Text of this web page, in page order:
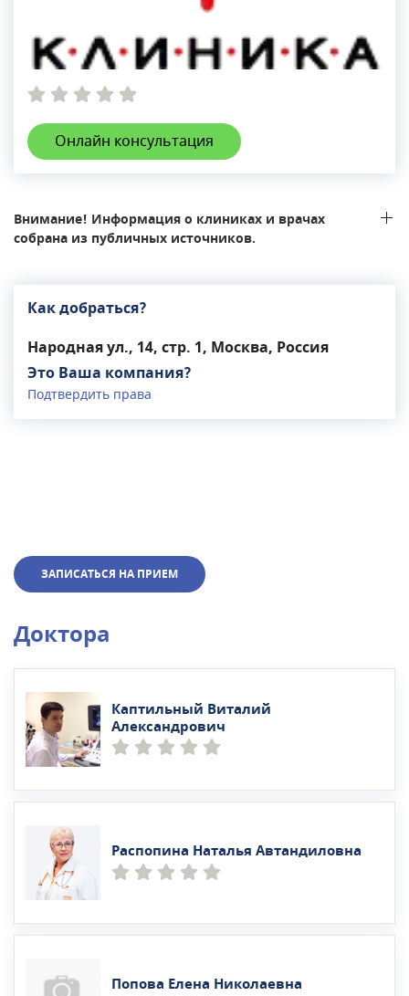
Онлайн консультация
Внимание! Информация о клиниках и врачах
собрана из публичных источников.
Как добраться?
Народная ул., 14, стр. 1, Москва, Россия
Это Ваша компания?
Подтвердить права
ЗАПИСАТЬСЯ НА ПРИЕМ
Доктора
Каптильный Виталий
Александрович
Распопина Наталья Автандиловна
Попова Елена Николаевна